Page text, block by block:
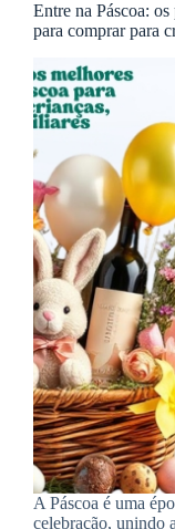
Entre na Páscoa:
para comprar para
A Páscoa é uma
celebração, unindo